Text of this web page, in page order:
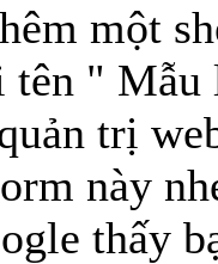
một
tên "
trị
này
thấy